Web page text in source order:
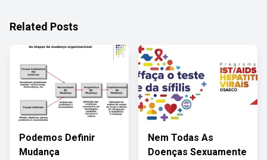
Related Posts
Podemos Definir
Mudança
Nem Todas As
Doenças Sexuamente